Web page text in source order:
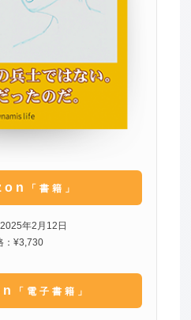
「書籍」
年2月12日
：¥3,730
「電子書籍」